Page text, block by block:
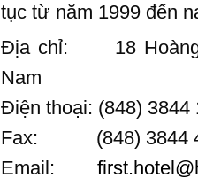
tục từ năm 1999 đến
Địa chỉ: 18 Hoàng
Nam
Điện thoại: (848) 3844
Fax: (848) 3844
Email: